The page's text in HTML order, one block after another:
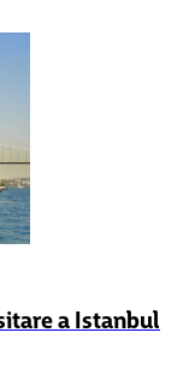
a Istanbul